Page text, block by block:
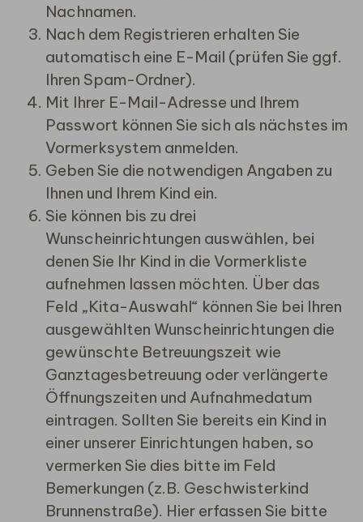
Nachnamen.
Nach dem Registrieren erhalten Sie
automatisch eine E-Mail (prüfen Sie ggf.
Ihren Spam-Ordner).
Mit Ihrer E-Mail-Adresse und Ihrem
Passwort können Sie sich als nächstes im
Vormerksystem anmelden.
Geben Sie die notwendigen Angaben zu
Ihnen und Ihrem Kind ein.
Sie können bis zu drei
Wunscheinrichtungen auswählen, bei
denen Sie Ihr Kind in die Vormerkliste
aufnehmen lassen möchten. Über das
Feld „Kita-Auswahl“ können Sie bei Ihren
ausgewählten Wunscheinrichtungen die
gewünschte Betreuungszeit wie
Ganztagesbetreuung oder verlängerte
Öffnungszeiten und Aufnahmedatum
eintragen. Sollten Sie bereits ein Kind in
einer unserer Einrichtungen haben, so
vermerken Sie dies bitte im Feld
Bemerkungen (z.B. Geschwisterkind
Brunnenstraße). Hier erfassen Sie bitte